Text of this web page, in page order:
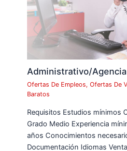
Administrativo/
Ofertas De Empleos,Ofertas De
Baratos
Requisitos Estudios mínimos
Grado Medio Experiencia
años Conocimientos
Documentación Idiomas